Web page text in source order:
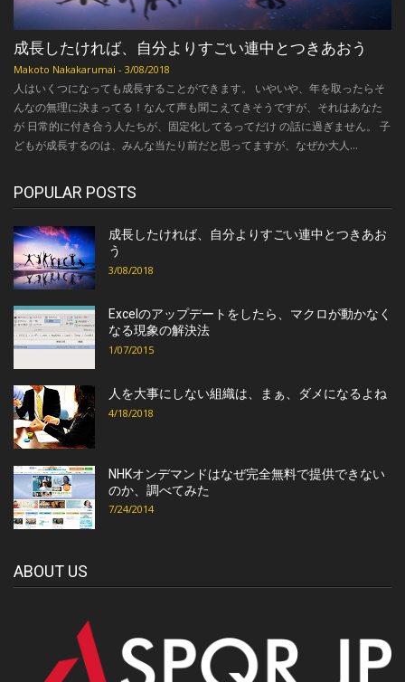
成長したければ、自分よりすごい連中とつきあおう
Makoto Nakakarumai - 3/08/2018
人はいくつになっても成長することができます。 いやいや、年を取ったらそ
んなの無理に決まってる！なんて声も聞こえてきそうですが、それはあなた
が 日常的に付き合う人たちが、固定化してるってだけ の話に過ぎません。 子
どもが成長するのは、みんな当たり前だと思ってますが、なぜか大人...
POPULAR POSTS
成長したければ、自分よりすごい連中とつきあお
う
3/08/2018
Excelのアップデートをしたら、マクロが動かなく
なる現象の解決法
1/07/2015
人を大事にしない組織は、まぁ、ダメになるよね
4/18/2018
NHKオンデマンドはなぜ完全無料で提供できない
のか、調べてみた
7/24/2014
ABOUT US